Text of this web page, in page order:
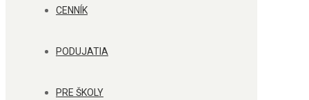
CENNÍK
PODUJATIA
PRE ŠKOLY